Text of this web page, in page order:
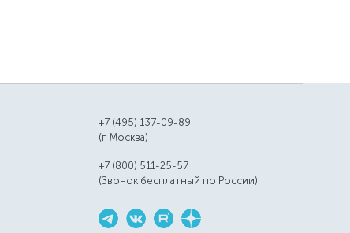
+7 (495) 137-09-89
(г. Москва)
+7 (800) 511-25-57
(Звонок бесплатный по России)